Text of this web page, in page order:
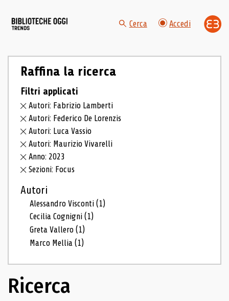
Cerca Accedi
Raffina la ricerca
Filtri applicati
Autori: Fabrizio Lamberti
Autori: Federico De Lorenzis
Autori: Luca Vassio
Autori: Maurizio Vivarelli
Anno: 2023
Sezioni: Focus
Autori
Alessandro Visconti(1)
Cecilia Cognigni(1)
Greta Vallero(1)
Marco Mellia(1)
Ricerca